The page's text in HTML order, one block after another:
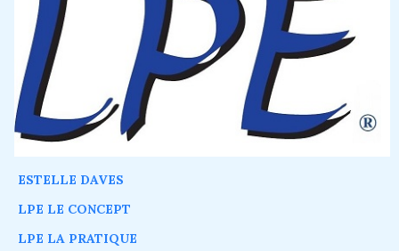
ESTELLE DAVES
LPE LE CONCEPT
LPE LA PRATIQUE